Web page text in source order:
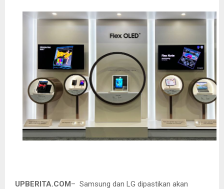
UPBERITA.COM– Samsung dan LG dipastikan akan